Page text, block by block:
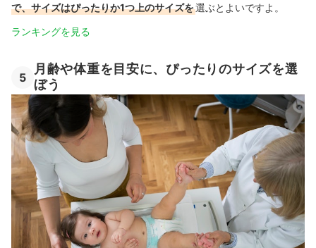
で、サイズはぴったりか1つ上のサイズを選ぶとよいですよ。
ランキングを見る
5
月齢や体重を目安に、ぴったりのサイズを選
ぼう